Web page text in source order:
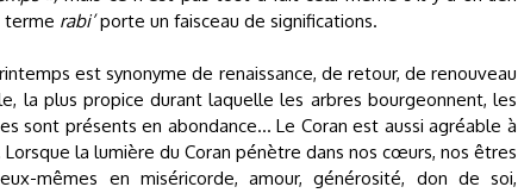
terme rabi’porte un faisceau de significations.
est synonyme de renaissance, de retour, de renouveau
la plus propice durant laquelle les arbres bourgeonnent, les
sont présents en abondance… Le Coran est aussi agréable à
la lumière du Coran pénètre dans nos cœurs, nos êtres
mêmes en miséricorde, amour, générosité, don de soi,